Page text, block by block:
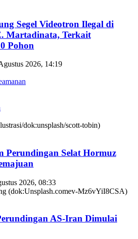
Segel Videotron Ilegal di
Martadinata, Terkait
Pohon
2026, 14:19
Perundingan Selat Hormuz
2026, 08:33
AS-Iran Dimulai